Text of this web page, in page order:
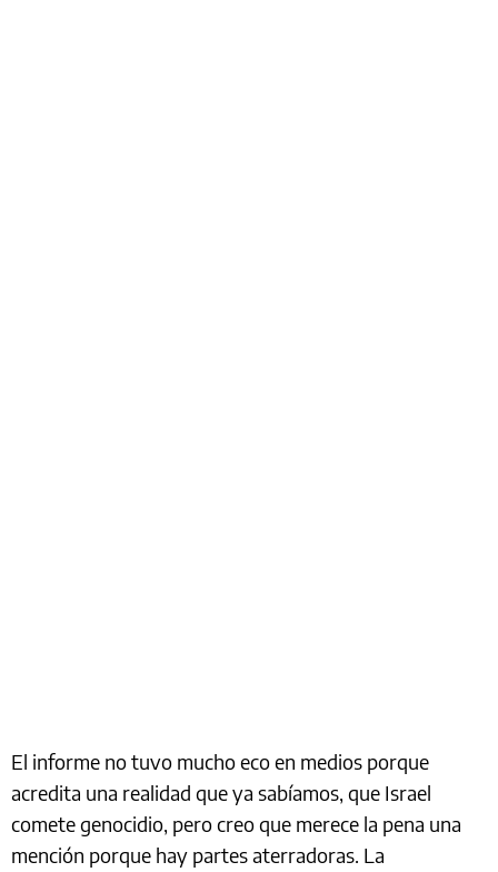
El informe no tuvo mucho eco en medios porque
acredita una realidad que ya sabíamos, que Israel
comete genocidio, pero creo que merece la pena una
mención porque hay partes aterradoras. La